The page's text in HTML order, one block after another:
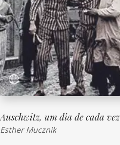
Auschwitz, um dia de cada vez
Esther Mucznik